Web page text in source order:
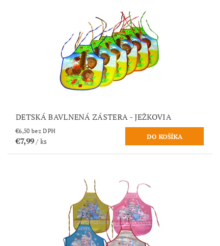
DETSKÁ BAVLNENÁ ZÁSTERA - JEŽKOVIA
€6,50 bez DPH
€7,99/ ks